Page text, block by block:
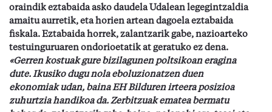
oraindik eztabaida asko daudela Udalean legegintzaldia
amaitu aurretik, eta horien artean dagoela eztabaida
fiskala. Eztabaida horrek, zalantzarik gabe, nazioarteko
testuinguruaren ondorioetatik at geratuko ez dena.
«Gerren kostuak gure bizilagunen poltsikoan eragina
dute. Ikusiko dugu nola eboluzionatzen duen
ekonomiak udan, baina EH Bilduren irteera posizioa
zuhurtzia handikoa da. Zerbitzuak ematea bermatu